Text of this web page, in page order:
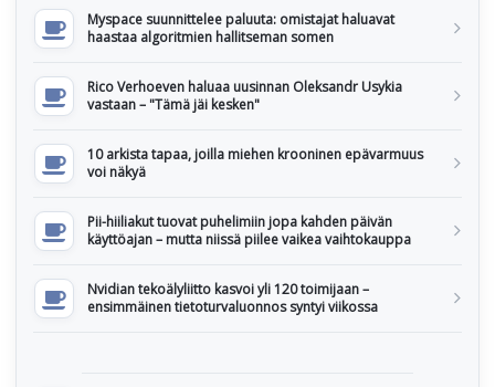
Myspace suunnittelee paluuta: omistajat haluavat
haastaa algoritmien hallitseman somen
Rico Verhoeven haluaa uusinnan Oleksandr Usykia
vastaan – "Tämä jäi kesken"
10 arkista tapaa, joilla miehen krooninen epävarmuus
voi näkyä
Pii-hiiliakut tuovat puhelimiin jopa kahden päivän
käyttöajan – mutta niissä piilee vaikea vaihtokauppa
Nvidian tekoälyliitto kasvoi yli 120 toimijaan –
ensimmäinen tietoturvaluonnos syntyi viikossa